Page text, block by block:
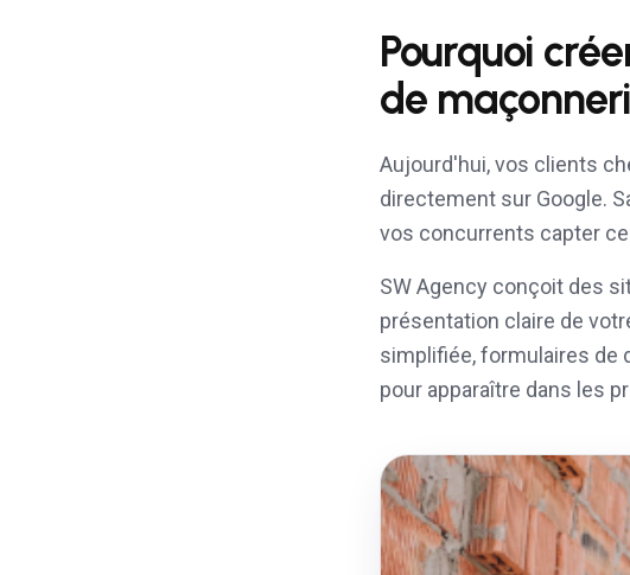
Pourquoi
de
Aujourd'hui, vos clients
directement sur Google.
vos concurrents capter
SW Agency conçoit des
présentation claire de
simplifiée, formulaires de
pour apparaître dans les